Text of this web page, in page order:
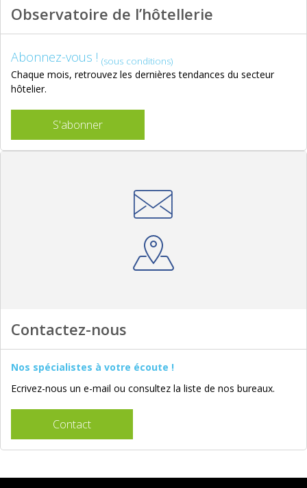
Observatoire de l’hôtellerie
Abonnez-vous ! (sous conditions)
Chaque mois, retrouvez les dernières tendances du secteur
hôtelier.
S'abonner
Contactez-nous
Nos spécialistes à votre écoute !
Ecrivez-nous un e-mail ou consultez la liste de nos bureaux.
Contact